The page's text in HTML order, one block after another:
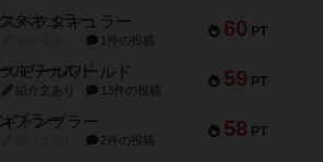
60 PT
スペクタキュラー
1件の投稿
59 PT
スモールワールド
紹介文あり 13件の投稿
58 PT
ギャンブラー
2件の投稿